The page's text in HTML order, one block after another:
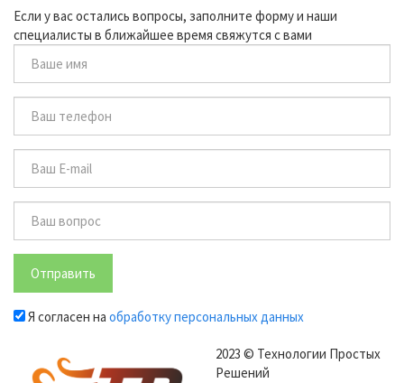
Если у вас остались вопросы, заполните форму и наши
специалисты в ближайшее время свяжутся с вами
Отправить
Я согласен на обработку персональных данных
2023 © Технологии Простых
Решений